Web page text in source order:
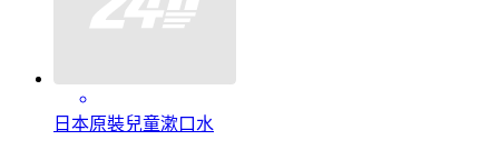
日本原裝兒童漱口水